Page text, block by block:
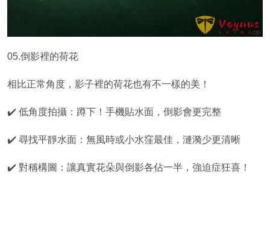
05.倒影裡的荷花
相比正常角度，影子裡的荷花也有不一樣的美！
✔️ 低角度拍攝：蹲下！手機貼水面，倒影會更完整
✔️ 尋找平靜水面：無風時或小水窪最佳，漣漪少更清晰
✔️ 對稱構圖：讓真實花朵與倒影各佔一半，強迫症狂喜！